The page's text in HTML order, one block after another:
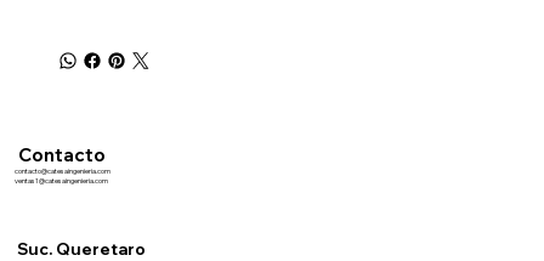
contacto@catesaingenieria.com
ventas1@catesaingenieria.com
Contacto
Suc. Queretaro